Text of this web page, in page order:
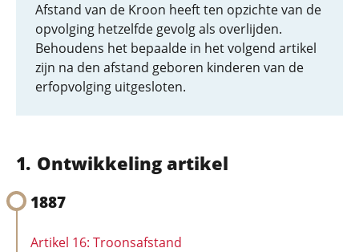
Afstand van de Kroon heeft ten opzichte van de
opvolging hetzelfde gevolg als overlijden.
Behoudens het bepaalde in het volgend artikel
zijn na den afstand geboren kinderen van de
erfopvolging uitgesloten.
Ontwikkeling artikel
1887
Artikel 16: Troonsafstand